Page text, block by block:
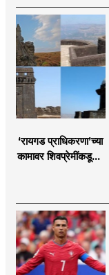
‘रायगड प्राधिकरणा’च्या
कामावर शिवप्रेमींकडूनच